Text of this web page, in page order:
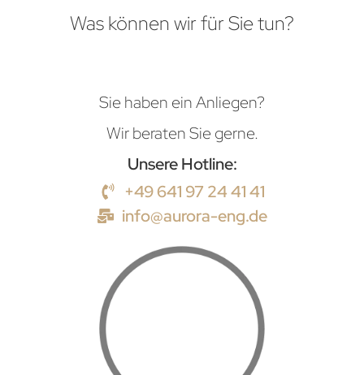
Was können wir für Sie tun?
Sie haben ein Anliegen?
Wir beraten Sie gerne.
Unsere Hotline:
+49 641 97 24 41 41
info@aurora-eng.de